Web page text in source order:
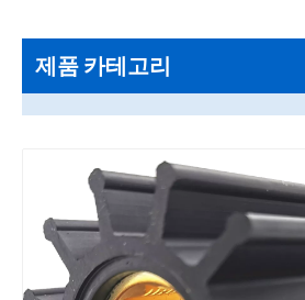
제품 카테고리